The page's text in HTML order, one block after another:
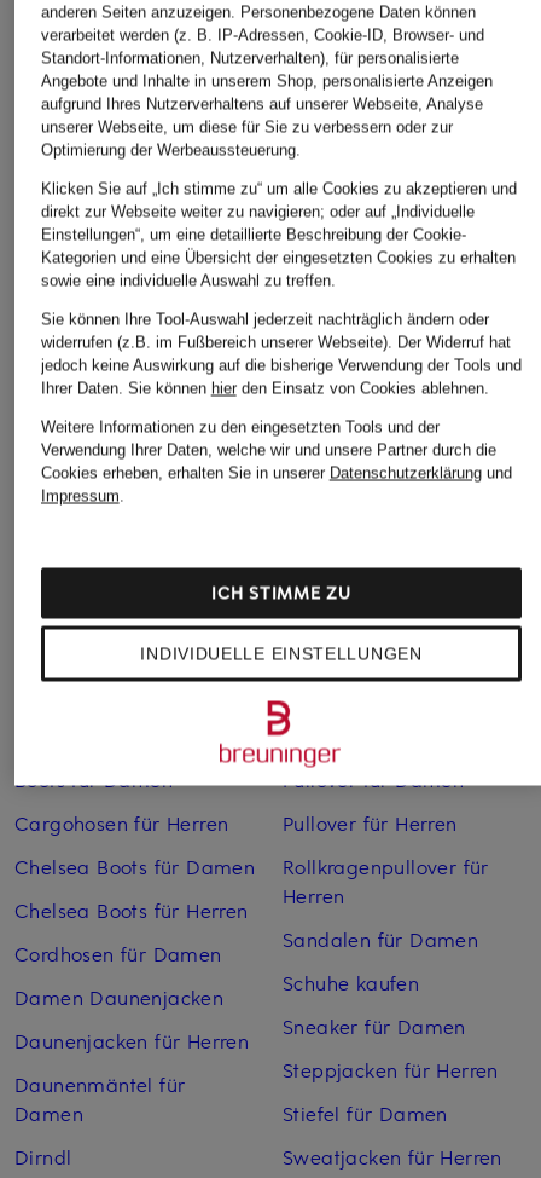
+Aktionsrabatt
CORNELIANI
Wenden
899,99 €
Ursprünglich:1.590 €
+Aktionsrabatt
PEUTEREY
SAGUARO
449,99 €
Ursprünglich:650 €
+Aktionsrabatt
Blauer
FAULKNER
379,99 €
Ursprünglich:
Weitere Kategorien
Boots für Damen
Cargohosen für Herren
Chelsea Boots für Damen
Chelsea Boots für Herren
Cordhosen für Damen
Damen Daunenjacken
Daunenjacken für Herren
Daunenmäntel für
Damen
Dirndl
Mäntel für Herren
Pullover für Damen
Pullover für Herren
Rollkragenpullover für
Herren
Sandalen für Damen
Schuhe kaufen
Sneaker für Damen
Steppjacken für Herren
Stiefel für Damen
Sweatjacken für Herren
anderen Seiten anzuzeigen. Personenbezogene Daten können
verarbeitet werden (z. B. IP-Adressen, Cookie-ID, Browser- und
Standort-Informationen, Nutzerverhalten), für personalisierte
Angebote und Inhalte in unserem Shop, personalisierte Anzeigen
aufgrund Ihres Nutzerverhaltens auf unserer Webseite, Analyse
unserer Webseite, um diese für Sie zu verbessern oder zur
Optimierung der Werbeaussteuerung.
Klicken Sie auf „Ich stimme zu“ um alle Cookies zu akzeptieren und
direkt zur Webseite weiter zu navigieren; oder auf „Individuelle
Einstellungen“, um eine detaillierte Beschreibung der Cookie-
Kategorien und eine Übersicht der eingesetzten Cookies zu erhalten
sowie eine individuelle Auswahl zu treffen.
Sie können Ihre Tool-Auswahl jederzeit nachträglich ändern oder
widerrufen (z.B. im Fußbereich unserer Webseite). Der Widerruf hat
jedoch keine Auswirkung auf die bisherige Verwendung der Tools und
Ihrer Daten. Sie können hierden Einsatz von Cookies ablehnen.
Weitere Informationen zu den eingesetzten Tools und der
Verwendung Ihrer Daten, welche wir und unsere Partner durch die
Cookies erheben, erhalten Sie in unserer Datenschutzerklärungund
Impressum.
INDIVIDUELLE EINSTELLUNGEN
ICH STIMME ZU